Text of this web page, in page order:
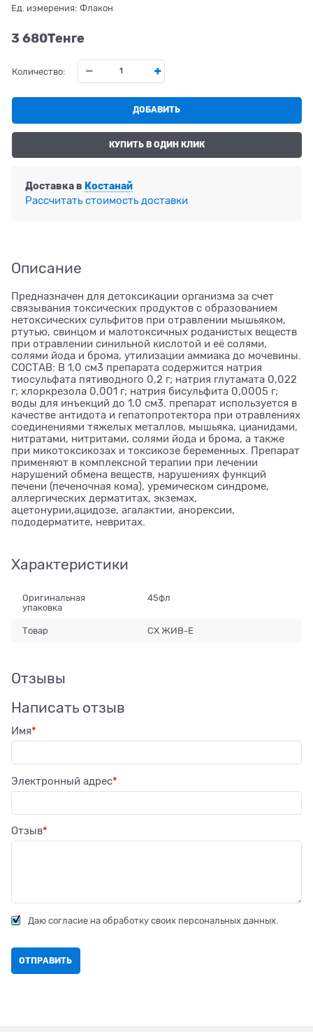
Ед. измерения: Флакон
3 680Tенге
Количество:
ДОБАВИТЬ
КУПИТЬ В ОДИН КЛИК
Доставка в Костанай
Рассчитать стоимость доставки
Описание
Предназначен для детоксикации организма за счет
связывания токсических продуктов с образованием
нетоксических сульфитов при отравлении мышьяком,
ртутью, свинцом и малотоксичных роданистых веществ
при отравлении синильной кислотой и её солями,
солями йода и брома, утилизации аммиака до мочевины.
СОСТАВ: В 1,0 см3 препарата содержится натрия
тиосульфата пятиводного 0,2 г; натрия глутамата 0,022
г; хлоркрезола 0,001 г; натрия бисульфита 0,0005 г;
воды для инъекций до 1,0 см3. препарат используется в
качестве антидота и гепатопротектора при отравлениях
соединениями тяжелых металлов, мышьяка, цианидами,
нитратами, нитритами, солями йода и брома, а также
при микотоксикозах и токсикозе беременных. Препарат
применяют в комплексной терапии при лечении
нарушений обмена веществ, нарушениях функций
печени (печеночная кома), уремическом синдроме,
аллергических дерматитах, экземах,
ацетонурии,ацидозе, агалактии, анорексии,
пододерматите, невритах.
Характеристики
Оригинальная
упаковка
45фл
Товар СХ ЖИВ-Е
Отзывы
Написать отзыв
Имя
Электронный адрес
Отзыв
Даю согласие на обработку своих персональных данных.